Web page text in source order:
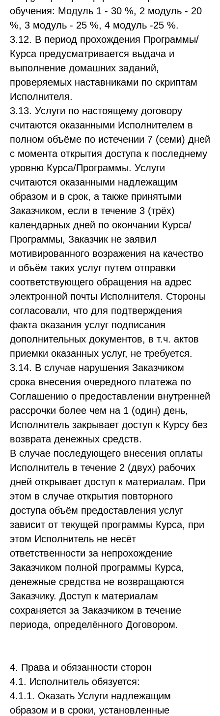
обучения: Модуль 1 - 30 %, 2 модуль - 20
%, 3 модуль - 25 %, 4 модуль -25 %.
3.12. В период прохождения Программы/
Курса предусматривается выдача и
выполнение домашних заданий,
проверяемых наставниками по скриптам
Исполнителя.
3.13. Услуги по настоящему договору
считаются оказанными Исполнителем в
полном объёме по истечении 7 (семи) дней
с момента открытия доступа к последнему
уровню Курса/Программы. Услуги
считаются оказанными надлежащим
образом и в срок, а также принятыми
Заказчиком, если в течение 3 (трёх)
календарных дней по окончании Курса/
Программы, Заказчик не заявил
мотивированного возражения на качество
и объём таких услуг путем отправки
соответствующего обращения на адрес
электронной почты Исполнителя. Стороны
согласовали, что для подтверждения
факта оказания услуг подписания
дополнительных документов, в т.ч. актов
приемки оказанных услуг, не требуется.
3.14. В случае нарушения Заказчиком
срока внесения очередного платежа по
Соглашению о предоставлении внутренней
рассрочки более чем на 1 (один) день,
Исполнитель закрывает доступ к Курсу без
возврата денежных средств.
В случае последующего внесения оплаты
Исполнитель в течение 2 (двух) рабочих
дней открывает доступ к материалам. При
этом в случае открытия повторного
доступа объём предоставления услуг
зависит от текущей программы Курса, при
этом Исполнитель не несёт
ответственности за непрохождение
Заказчиком полной программы Курса,
денежные средства не возвращаются
Заказчику. Доступ к материалам
сохраняется за Заказчиком в течение
периода, определённого Договором.
4. Права и обязанности сторон
4.1. Исполнитель обязуется:
4.1.1. Оказать Услуги надлежащим
образом и в сроки, установленные